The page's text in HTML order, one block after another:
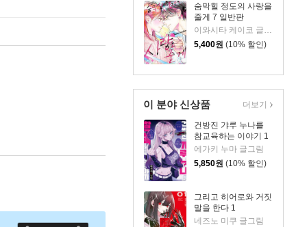
숨막힐 정도의 사랑을
줄게 7 일반판
5,400원 (10% 할인)
이 분야 신상품
건방진 갸루 누나를
참교육하는 이야기 1
에가키 누마 글그림
5,850원 (10% 할인)
그리고 히어로와 거짓
말을 한다 1
네즈노 미쿠 글그림
더보기